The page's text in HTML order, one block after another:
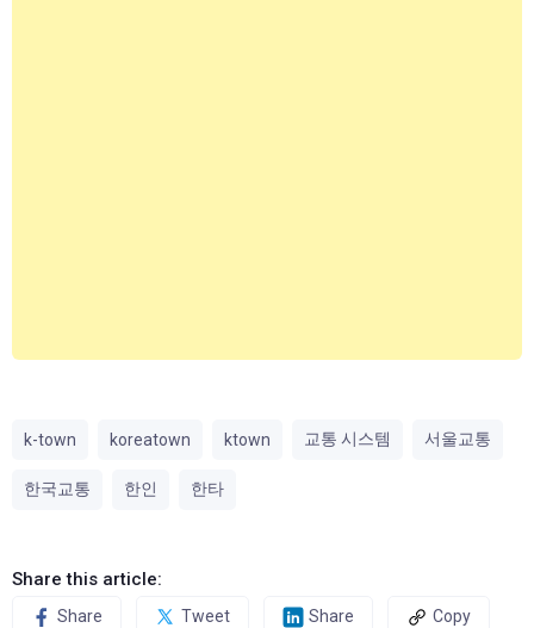
k-town koreatown ktown 교통 시스템 서울교통
한국교통 한인 한타
Share this article:
Share Tweet Share Copy